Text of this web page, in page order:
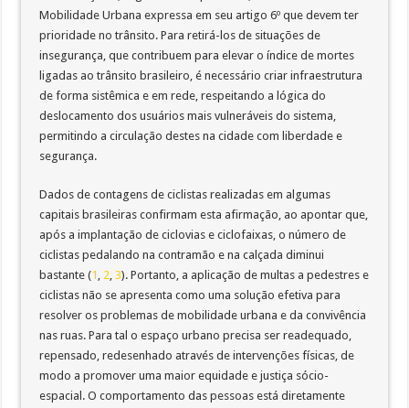
Mobilidade Urbana expressa em seu artigo 6º que devem ter
prioridade no trânsito. Para retirá-los de situações de
insegurança, que contribuem para elevar o índice de mortes
ligadas ao trânsito brasileiro, é necessário criar infraestrutura
de forma sistêmica e em rede, respeitando a lógica do
deslocamento dos usuários mais vulneráveis do sistema,
permitindo a circulação destes na cidade com liberdade e
segurança.
Dados de contagens de ciclistas realizadas em algumas
capitais brasileiras confirmam esta afirmação, ao apontar que,
após a implantação de ciclovias e ciclofaixas, o número de
ciclistas pedalando na contramão e na calçada diminui
bastante (1 , 2,3). Portanto, a aplicação de multas a pedestres e
ciclistas não se apresenta como uma solução efetiva para
resolver os problemas de mobilidade urbana e da convivência
nas ruas. Para tal o espaço urbano precisa ser readequado,
repensado, redesenhado através de intervenções físicas, de
modo a promover uma maior equidade e justiça sócio-
espacial. O comportamento das pessoas está diretamente